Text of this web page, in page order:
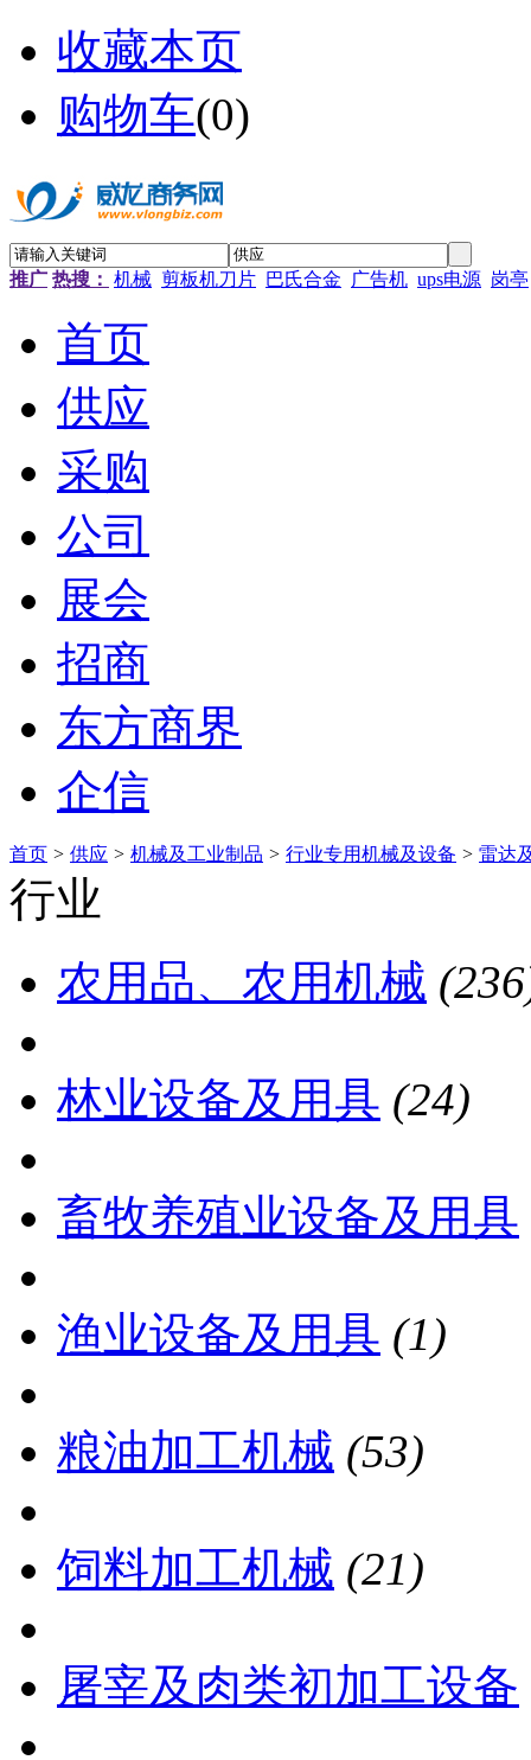
收藏本页
购物车(0)
推广 热搜： 机械 剪板机刀片 巴氏合金 广告机 ups电源 岗亭
首页
供应
采购
公司
展会
招商
东方商界
企信
首页 > 供应 > 机械及工业制品 > 行业专用机械及设备 > 雷达
行业
农用品、农用机械
林业设备及用具 (24)
畜牧养殖业设备及用具
渔业设备及用具 (1)
粮油加工机械 (53)
饲料加工机械 (21)
屠宰及肉类初加工设备